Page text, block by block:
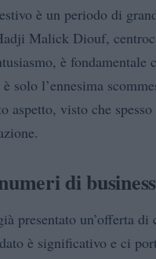
è un periodo di
Malick Diouf,
è
solo l’ennesima
aspetto, visto che
di business
presentato un’offerta
è significativo e ci